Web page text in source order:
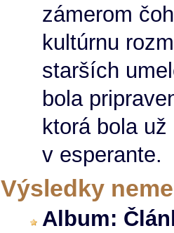
zámerom
kultúrnu
starších
bola
ktorá bola
v esperante.
Výsledky
Album: